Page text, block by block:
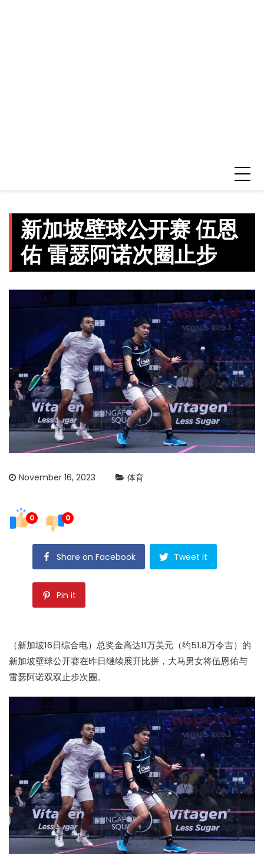
新加坡壁球公开赛 伍恩
佑 雷瑟阿诺次圈止步
November 16, 2023 体育
0 0
Share on Facebook Tweet it
Pin it
（新加坡16日综合电）总奖金高达11万美元（约51.8万令吉）的
新加坡壁球公开赛在昨日继续展开比拼，大马男女将伍恩佑与
雷瑟阿诺双双止步次圈。